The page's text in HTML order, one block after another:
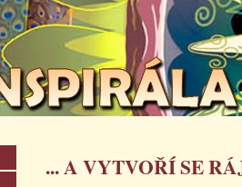
... A VYTVOŘÍ SE